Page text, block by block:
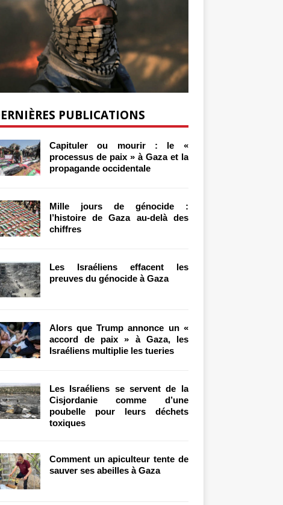
PUBLICATIONS
Capituler ou mourir : le «
processus de paix » à Gaza et la
propagande occidentale
Mille jours de génocide :
l’histoire de Gaza au-delà des
chiffres
Les Israéliens effacent les
preuves du génocide à Gaza
Alors que Trump annonce un «
accord de paix » à Gaza, les
Israéliens multiplie les tueries
Les Israéliens se servent de la
Cisjordanie comme d’une
poubelle pour leurs déchets
toxiques
Comment un apiculteur tente de
sauver ses abeilles à Gaza